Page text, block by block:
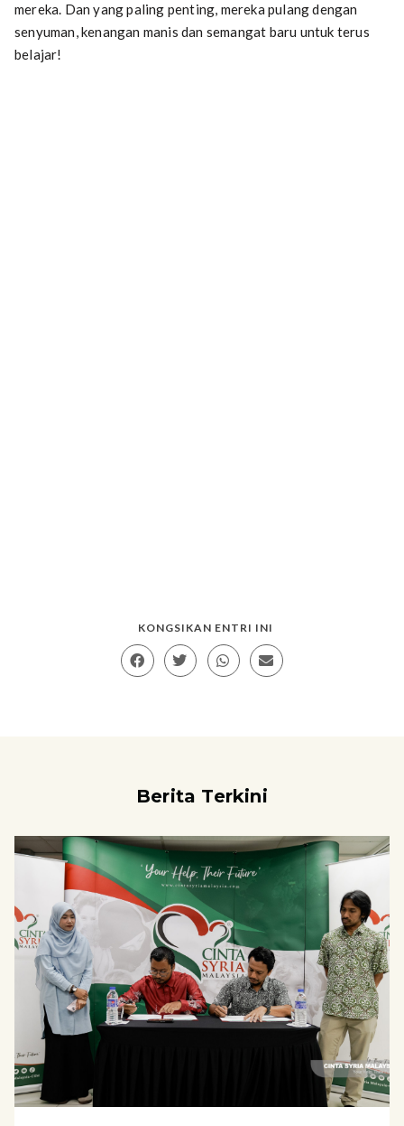
mereka. Dan yang paling penting, mereka pulang dengan
senyuman, kenangan manis dan semangat baru untuk terus
belajar!
KONGSIKAN ENTRI INI
Berita Terkini